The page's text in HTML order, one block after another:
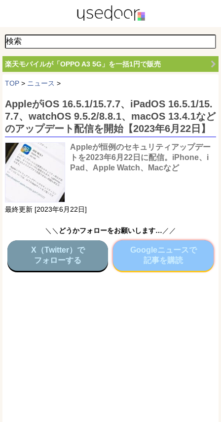
楽天モバイルが「OPPO A3 5G」を一括1円で販売
TOP > ニュース >
AppleがiOS 16.5.1/15.7.7、iPadOS 16.5.1/15.
7.7、watchOS 9.5.2/8.8.1、macOS 13.4.1など
のアップデート配信を開始【2023年6月22日】
Appleが恒例のセキュリティアップデー
トを2023年6月22日に配信。iPhone、i
Pad、Apple Watch、Macなど
最終更新 [2023年6月22日]
＼＼ どうかフォローをお願いします… ／／
X（Twitter）で
フォローする
Googleニュースで
記事を購読